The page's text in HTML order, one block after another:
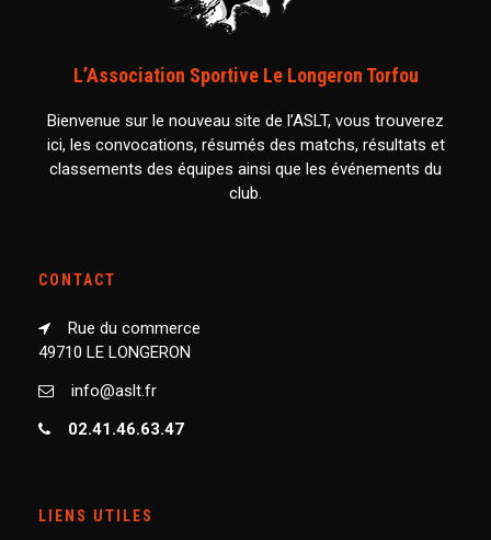
L’Association Sportive Le Longeron Torfou
Bienvenue sur le nouveau site de l’ASLT, vous trouverez
ici, les convocations, résumés des matchs, résultats et
classements des équipes ainsi que les événements du
club.
CONTACT
Rue du commerce
49710 LE LONGERON
info@aslt.fr
02.41.46.63.47
LIENS UTILES